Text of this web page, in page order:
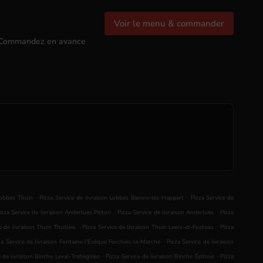
en avance
Voir le menu & commander
Thuin . Pizza Service de livraison Lobbes Bienne-lez-Happart . Pizza Service de
Service de livraison Anderlues Piéton . Pizza Service de livraison Anderlues . Pizza
de livraison Thuin Thuillies . Pizza Service de livraison Thuin Leers-et-Fosteau . Pizza
Service de livraison Fontaine-l'Évêque Forchies-la-Marche . Pizza Service de livraison
de livraison Binche Leval-Trahegnies . Pizza Service de livraison Binche Épinois . Pizza